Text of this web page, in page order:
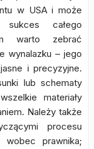
w USA i może
całego
warto zebrać
wynalazku – jego
i precyzyjne.
lub schematy
materiały
Należy także
procesu
wobec prawnika;